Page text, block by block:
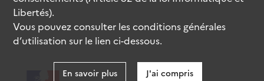
Libertés).
Vous pouvez consulter les conditions générales
d’utilisation sur le lien ci-dessous.
En savoir plus J'ai compris